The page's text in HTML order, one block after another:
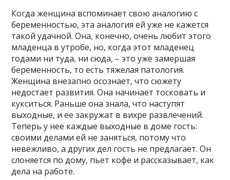
Когда женщина вспоминает свою аналогию с
беременностью, эта аналогия ей уже не кажется
такой удачной. Она, конечно, очень любит этого
младенца в утробе, но, когда этот младенец
годами ни туда, ни сюда, – это уже замершая
беременность, то есть тяжелая патология.
Женщина внезапно осознает, что сюжету
недостает развития. Она начинает тосковать и
кукситься. Раньше она знала, что наступят
выходные, и ее закружат в вихре развлечений.
Теперь у нее каждые выходные в доме гость:
своими делами ей не заняться, потому что
невежливо, а других дел гость не предлагает. Он
слоняется по дому, пьет кофе и рассказывает, как
дела на работе.